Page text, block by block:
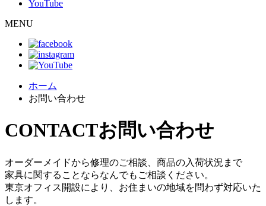
YouTube
MENU
ホーム
お問い合わせ
CONTACTお問い合わせ
オーダーメイドから修理のご相談、商品の入荷状況まで
家具に関することならなんでもご相談ください。
東京オフィス開設により、お住まいの地域を問わず対応いた
します。